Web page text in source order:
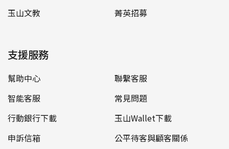
玉山文教
菁英招募
支援服務
幫助中心
聯繫客服
智能客服
常見問題
行動銀行下載
玉山Wallet下載
申訴信箱
公平待客與顧客關係